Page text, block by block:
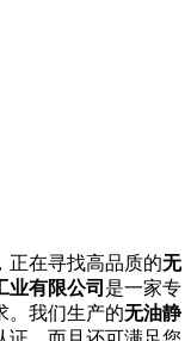
正在寻找高品质的无
业有限公司 是一家专
。我们生产的无油静